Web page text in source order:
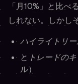
「月10%」と比
しれない。しかし
ハイライトリ
と トレードの
ル）